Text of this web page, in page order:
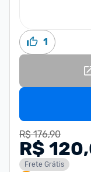
1
R$ 176,90
R$
Frete Grátis